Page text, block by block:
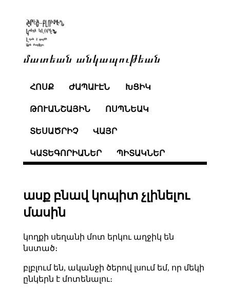
մատեան անկապութեան
ՀՈՍՔ ԺԱՊԱՒԷՆ ԽՑԻԿ
ԹՈՒԱՆՇԱՅԻՆ ՈՍՊՆԵԱԿ
ՏԵՍԱԾՐԻՉ ՎԱՅՐ
ԿԱՏԵԳՈՐԻԱՆԵՐ ՊԻՏԱԿՆԵՐ
ասք բնավ կոպիտ չլինելու
մասին
կողքի սեղանի մոտ երկու աղջիկ են
նստած։
բլբլում են, ականջի ծերով լսում եմ, որ մեկի
ընկերն է մոտենալու։